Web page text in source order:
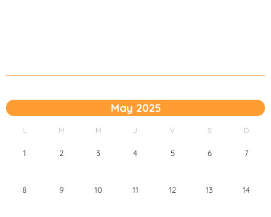
May 2025
L M M J V S D
1 2 3 4 5 6 7
8 9 10 11 12 13 14